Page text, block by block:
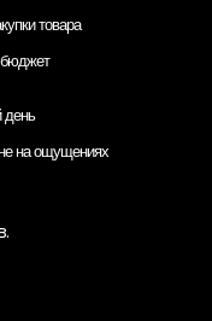
товара
бюджет
день
на ощущениях